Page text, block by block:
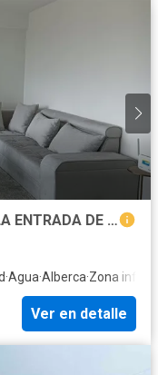
RENTA DEPTO. AMUEBLADO EN LA ENTRADA DE LOMAS DE ANGELOPOLIS
·Agua·Alberca·Zona
Ver en detalle